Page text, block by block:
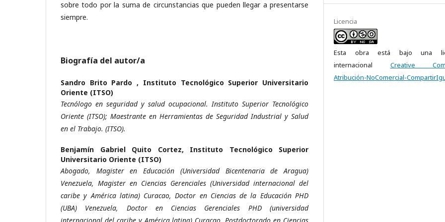
sobre todo por la suma de circunstancias que pueden llegar a presentarse
siempre.
Biografía del autor/a
Sandro Brito Pardo , Instituto Tecnológico Superior Universitario
Oriente (ITSO)
Tecnólogo en seguridad y salud ocupacional. Instituto Superior Tecnológico
Oriente (ITSO); Maestrante en Herramientas de Seguridad Industrial y Salud
en el Trabajo. (ITSO).
Benjamín Gabriel Quito Cortez, Instituto Tecnológico Superior
Universitario Oriente (ITSO)
Abogado, Magister en Educación (Universidad Bicentenaria de Aragua)
Venezuela, Magister en Ciencias Gerenciales (Universidad internacional del
caribe y América latina) Curacao, Doctor en Ciencias de la Educación PHD
(UBA) Venezuela, Doctor en Ciencias Gerenciales PHD (universidad
Licencia
Esta obra está bajo una
internacional Creative
Atribución-NoComercial-